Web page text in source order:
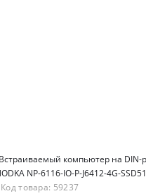
Код товара: 59237